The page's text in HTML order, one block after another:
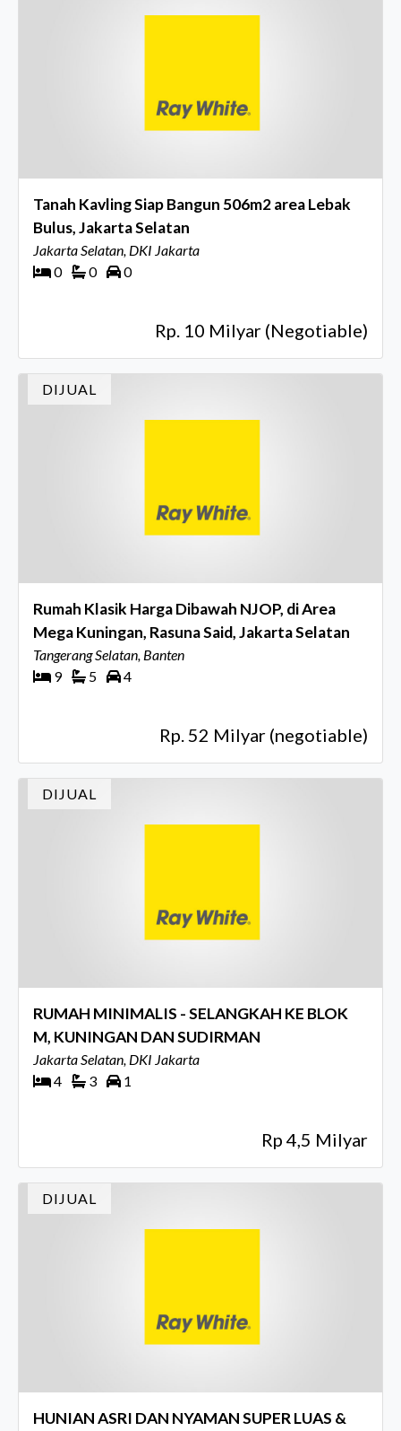
Tanah Kavling Siap Bangun 506m2 area Lebak
Bulus, Jakarta Selatan
Jakarta Selatan, DKI Jakarta
0
0 0
Rp. 10 Milyar (Negotiable)
DIJUAL
Rumah Klasik Harga Dibawah NJOP, di Area
Mega Kuningan, Rasuna Said, Jakarta Selatan
Tangerang Selatan, Banten
9
5 4
Rp. 52 Milyar (negotiable)
DIJUAL
RUMAH MINIMALIS - SELANGKAH KE BLOK
M, KUNINGAN DAN SUDIRMAN
Jakarta Selatan, DKI Jakarta
4
3 1
Rp 4,5 Milyar
DIJUAL
HUNIAN ASRI DAN NYAMAN SUPER LUAS &